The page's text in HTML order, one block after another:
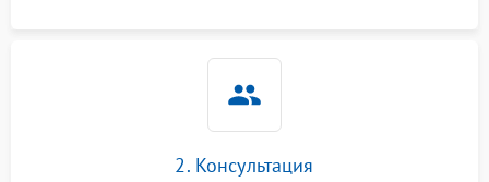
2. Консультация